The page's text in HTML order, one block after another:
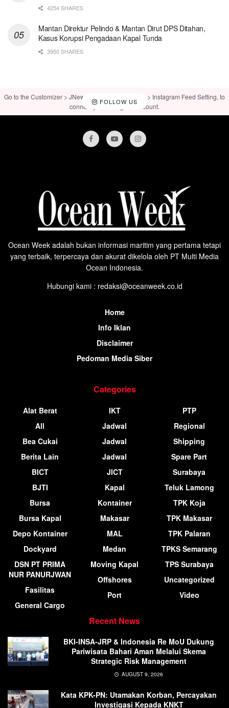
4254 SHARES
Mantan Direktur Pelindo & Mantan Dirut DPS Ditahan,
Kasus Korupsi Pengadaan Kapal Tunda
3950 SHARES
FOLLOW US
Go to the Customizer > JNews : Social, Like & View > Instagram Feed Setting, to
connect your Instagram account.
Ocean Week adalah bukan informasi maritim yang pertama tetapi
yang terbaik, terpercaya dan akurat dikelola oleh PT Multi Media
Ocean Indonesia.
Hubungi kami : redaksi@oceanweek.co.id
Home
Info Iklan
Disclaimer
Pedoman Media Siber
Categories
Alat Berat
All
Bea Cukai
Berita Lain
BICT
BJTI
Bursa
Bursa Kapal
Depo Kontainer
Dockyard
DSN PT PRIMA
NUR PANURJWAN
Fasilitas
General Cargo
IKT
Jadwal
Jadwal
Jadwal
JICT
Kapal
Kontainer
Makasar
MAL
Medan
Moving Kapal
Offshores
Port
PTP
Regional
Shipping
Spare Part
Surabaya
Teluk Lamong
TPK Koja
TPK Makasar
TPK Palaran
TPKS Semarang
TPS Surabaya
Uncategorized
Video
Recent News
BKI-INSA-JRP & Indonesia Re MoU Dukung
Pariwisata Bahari Aman Melalui Skema
Strategic Risk Management
AUGUST 9, 2026
Kata KPK-PN: Utamakan Korban, Percayakan
Investigasi Kepada KNKT